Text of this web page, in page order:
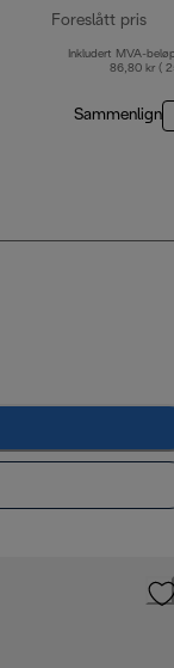
Foreslått pris
Inkludert MVA-
86,80 kr (
Sammenlign